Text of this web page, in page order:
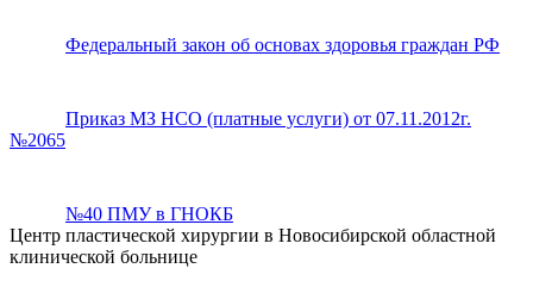
Федеральный закон об основах здоровья граждан РФ
Приказ МЗ НСО (платные услуги) от 07.11.2012г.
№2065
№40 ПМУ в ГНОКБ
Центр пластической хирургии в Новосибирской областной
клинической больнице